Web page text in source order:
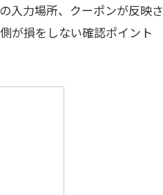
入力場所、クーポンが反映さ
が損をしない確認ポイント